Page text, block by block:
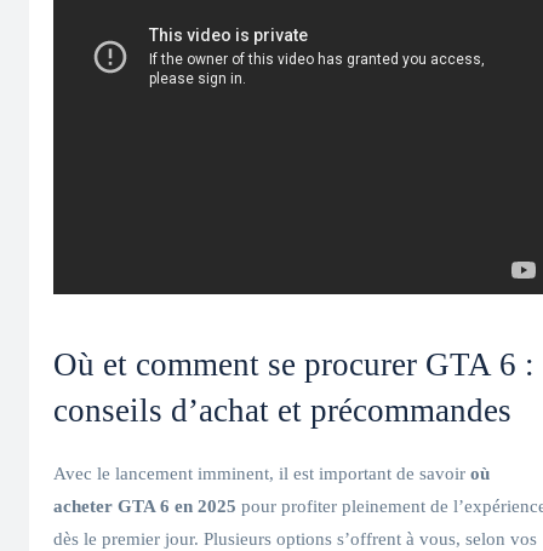
Où et comment se procurer GTA 6 :
conseils d’achat et précommandes
Avec le lancement imminent, il est important de savoir où
acheter GTA 6 en 2025 pour profiter pleinement de
dès le premier jour. Plusieurs options s’offrent à vous, selon vos